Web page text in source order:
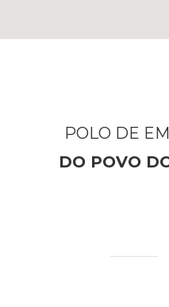
POLO DE
DO POVO